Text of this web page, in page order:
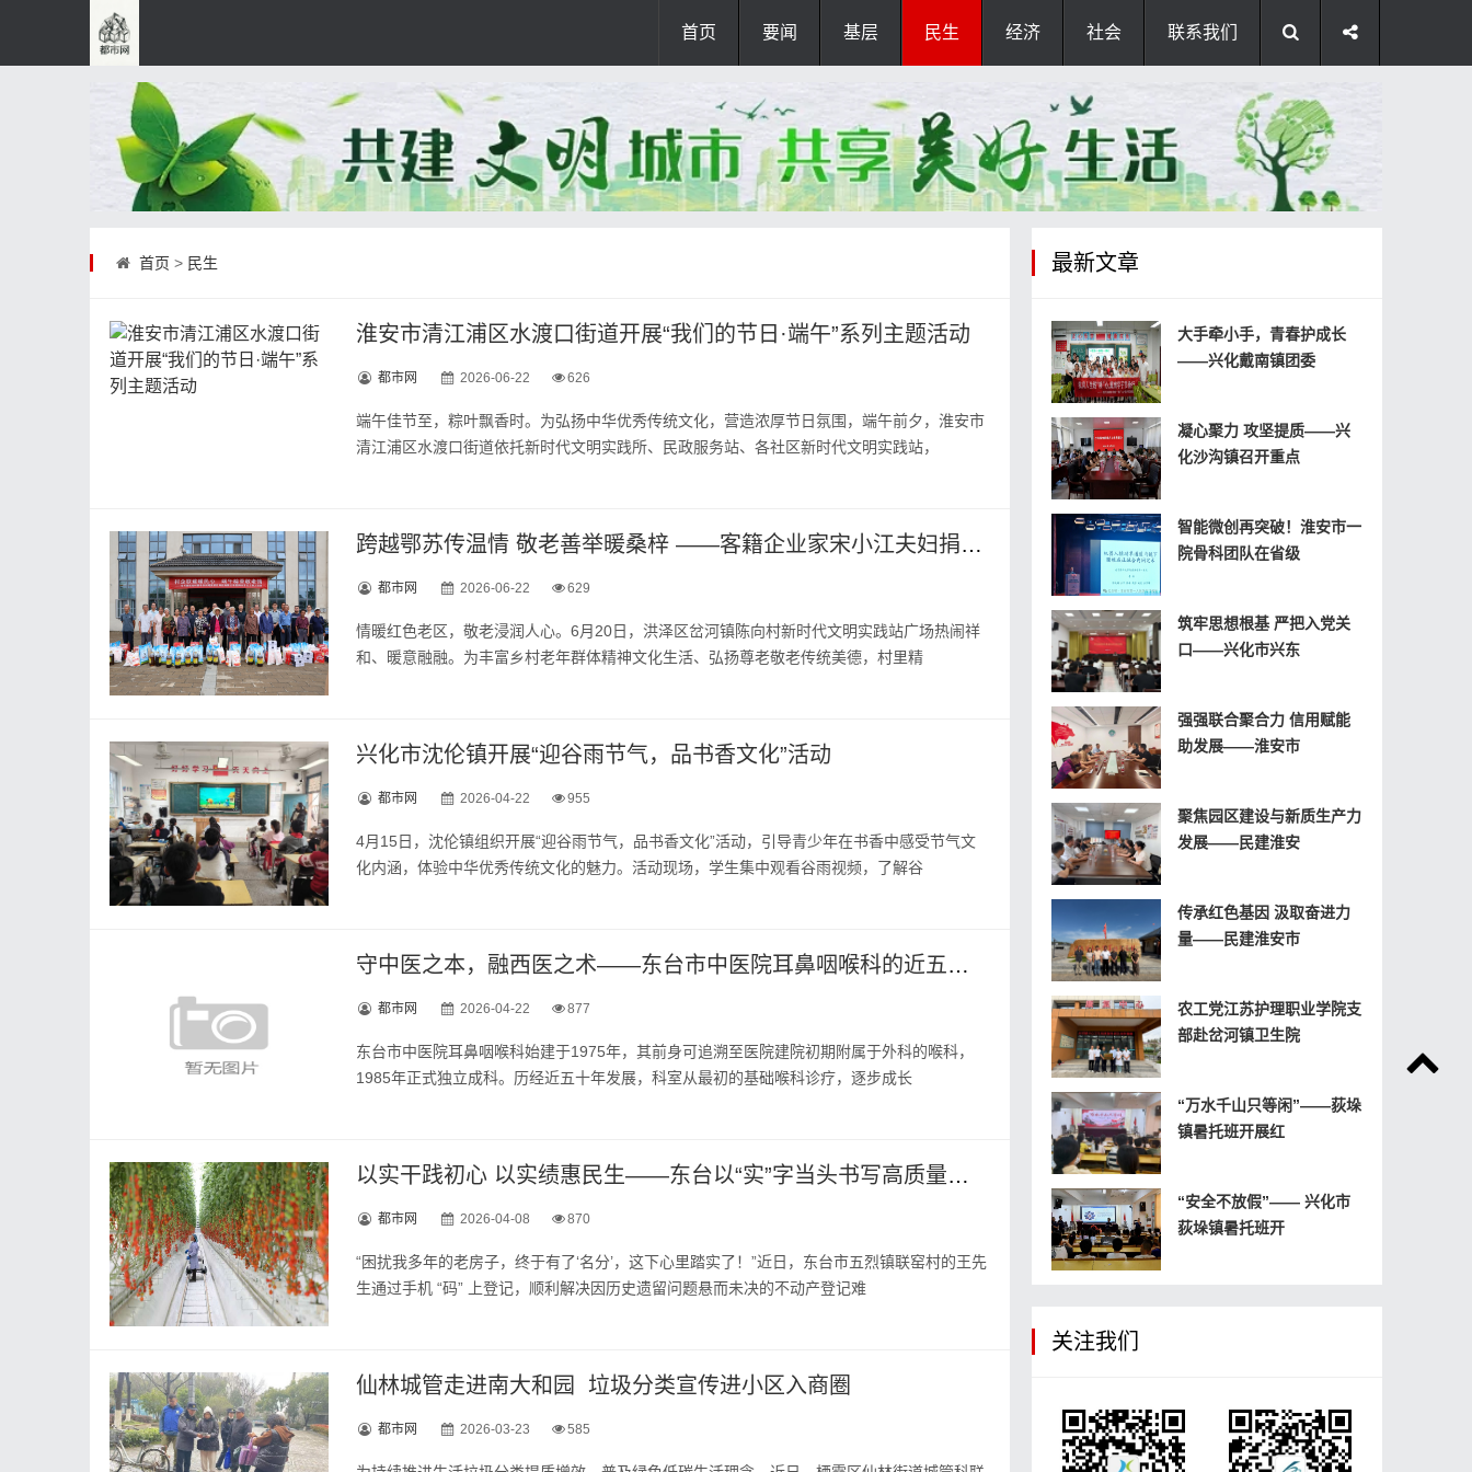
首页 要闻 基层 民生 经济 社会 联系我们
首页 > 民生
淮安市清江浦区水渡口街道开展“我们的节日·端午”系列主题活动
都市网 2026-06-22 626
端午佳节至，粽叶飘香时。为弘扬中华优秀传统文化，营造浓厚节日氛围，端午前夕，淮安市
清江浦区水渡口街道依托新时代文明实践所、民政服务站、各社区新时代文明实践站，
跨越鄂苏传温情 敬老善举暖桑梓 ——客籍企业家宋小江夫妇捐资5.6万元关爱岔河镇陈向村80岁以上老人
都市网 2026-06-22 629
情暖红色老区，敬老浸润人心。6月20日，洪泽区岔河镇陈向村新时代文明实践站广场热闹祥
和、暖意融融。为丰富乡村老年群体精神文化生活、弘扬尊老敬老传统美德，村里精
兴化市沈伦镇开展“迎谷雨节气，品书香文化”活动
都市网 2026-04-22 955
4月15日，沈伦镇组织开展“迎谷雨节气，品书香文化”活动，引导青少年在书香中感受节气文
化内涵，体验中华优秀传统文化的魅力。活动现场，学生集中观看谷雨视频，了解谷
守中医之本，融西医之术——东台市中医院耳鼻咽喉科的近五十年传承与跨越
都市网 2026-04-22 877
东台市中医院耳鼻咽喉科始建于1975年，其前身可追溯至医院建院初期附属于外科的喉科，
1985年正式独立成科。历经近五十年发展，科室从最初的基础喉科诊疗，逐步成长
以实干践初心 以实绩惠民生——东台以“实”字当头书写高质量发展新答卷
都市网 2026-04-08 870
“困扰我多年的老房子，终于有了‘名分’，这下心里踏实了！”近日，东台市五烈镇联窑村的王先
生通过手机 “码” 上登记，顺利解决因历史遗留问题悬而未决的不动产登记难
仙林城管走进南大和园 垃圾分类宣传进小区入商圈
都市网 2026-03-23 585
最新文章
大手牵小手，青春护成长
——兴化戴南镇团委
凝心聚力 攻坚提质——兴
化沙沟镇召开重点
智能微创再突破！淮安市一
院骨科团队在省级
筑牢思想根基 严把入党关
口——兴化市兴东
强强联合聚合力 信用赋能
助发展——淮安市
聚焦园区建设与新质生产力
发展——民建淮安
传承红色基因 汲取奋进力
量——民建淮安市
农工党江苏护理职业学院支
部赴岔河镇卫生院
“万水千山只等闲”——荻垛
镇暑托班开展红
“安全不放假”—— 兴化市
荻垛镇暑托班开
关注我们